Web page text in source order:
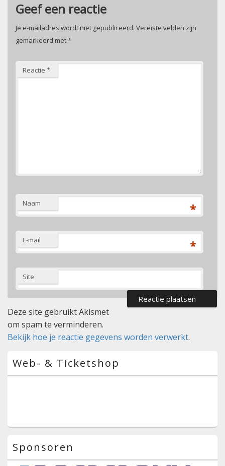
Geef een reactie
Je e-mailadres wordt niet gepubliceerd. Vereiste velden zijn
gemarkeerd met*
Reactie *
Naam *
E-mail *
Site
Deze site gebruikt Akismet
om spam te verminderen.
Bekijk hoe je reactie gegevens worden verwerkt.
zijbalk
widget
Web- & Ticketshop
Sponsoren